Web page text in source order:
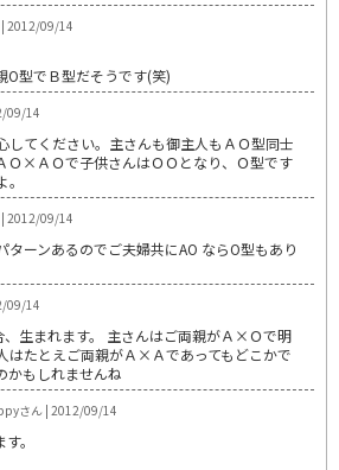
| 2012/09/14
O型でＢ型だそうです(笑)
09/14
してください。主さんも御主人もＡＯ型同士
Ｏ×ＡＯで子供さんはＯＯとなり、Ｏ型です
| 2012/09/14
ターンあるのでご夫婦共にAO ならO型もあり
09/14
生まれます。 主さんはご両親がＡ×Ｏで明
はたとえご両親がＡ×Ａであってもどこかで
かもしれませんね
さん | 2012/09/14
。